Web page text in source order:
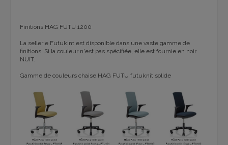
Finitions HAG FUTU 1200
La sellerie Futukint est disponible dans une vaste gamme de
finitions. Si la couleur n'est pas spécifiée, elle est fournie en noir
NUIT.
Gamme de couleurs chaise HAG FUTU futuknit solide